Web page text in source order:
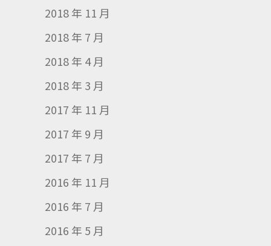
2018 年 11 月
2018 年 7 月
2018 年 4 月
2018 年 3 月
2017 年 11 月
2017 年 9 月
2017 年 7 月
2016 年 11 月
2016 年 7 月
2016 年 5 月